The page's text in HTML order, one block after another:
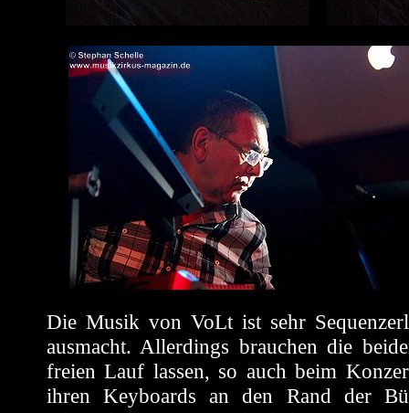
Die Musik von VoLt ist sehr
ausmacht. Allerdings brauchen die
freien Lauf lassen, so auch beim
ihren Keyboards an den Rand der